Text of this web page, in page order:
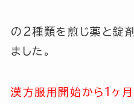
の2種類を煎じ薬と錠
ました。
漢方服用開始から1ヶ月